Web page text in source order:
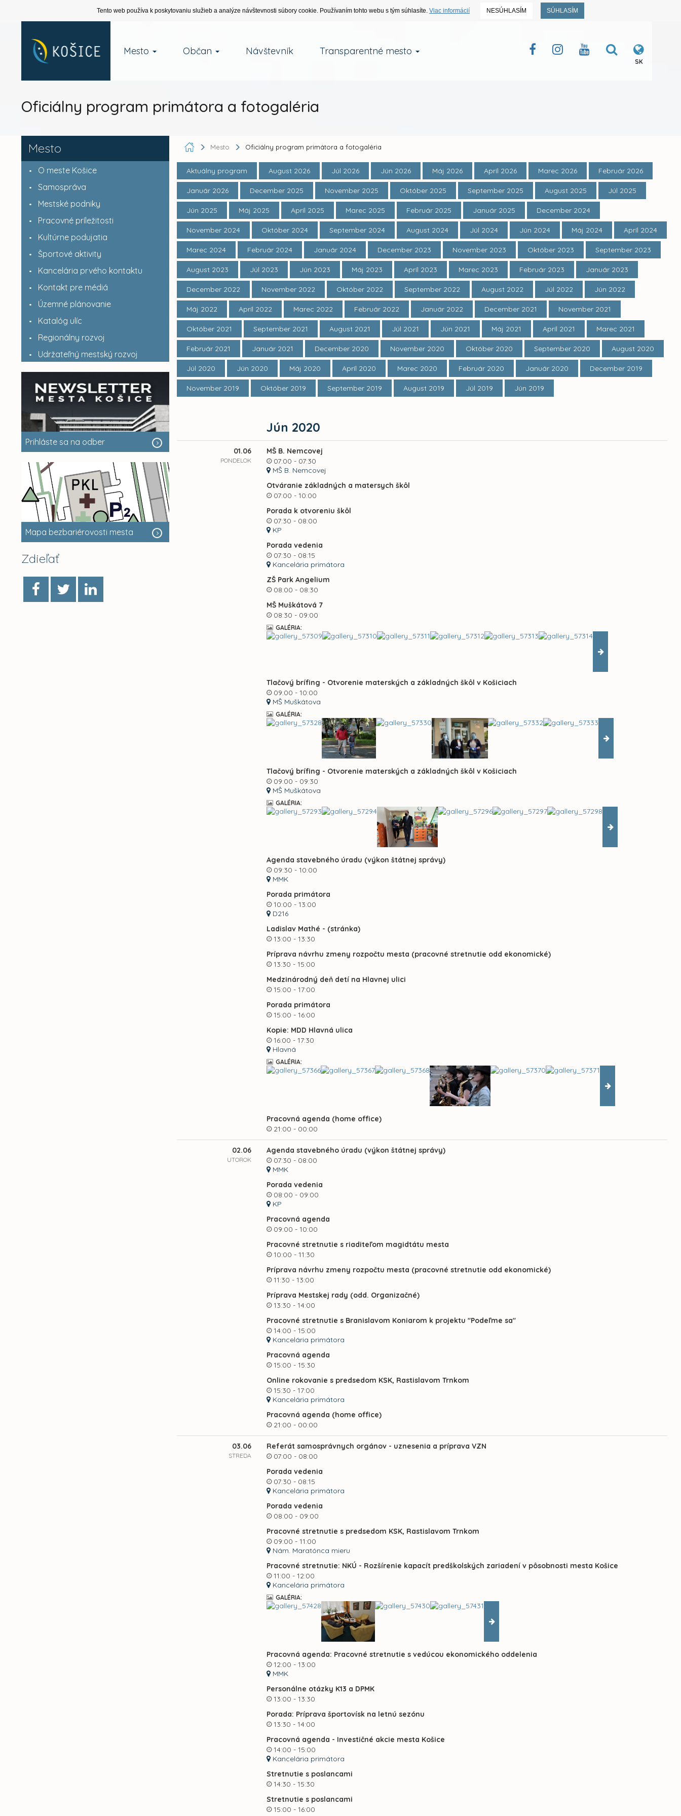
Tento web používa k poskytovaniu služieb a analýze návštevnosti súbory cookie. Používaním tohto webu s tým súhlasíte. Viac informácií NESÚHLASÍM SÚHLASÍM
Mesto Občan Návštevník Transparentné mesto
SK
Oficiálny program primátora a fotogaléria
Mesto
O meste Košice
Samospráva
Mestské podniky
Pracovné príležitosti
Kultúrne podujatia
Športové aktivity
Kancelária prvého kontaktu
Kontakt pre médiá
Územné plánovanie
Katalóg ulíc
Regionálny rozvoj
Udržateľný mestský rozvoj
Prihláste sa na odber
Mapa bezbariérovosti mesta
Zdieľať
Mesto Oficiálny program primátora a fotogaléria
Aktuálny program August 2026 Júl 2026 Jún 2026 Máj 2026 Apríl 2026 Marec 2026 Február 2026
Január 2026 December 2025 November 2025 Október 2025 September 2025 August 2025 Júl 2025
Jún 2025 Máj 2025 Apríl 2025 Marec 2025 Február 2025 Január 2025 December 2024
November 2024 Október 2024 September 2024 August 2024 Júl 2024 Jún 2024 Máj 2024 Apríl 2024
Marec 2024 Február 2024 Január 2024 December 2023 November 2023 Október 2023 September 2023
August 2023 Júl 2023 Jún 2023 Máj 2023 Apríl 2023 Marec 2023 Február 2023 Január 2023
December 2022 November 2022 Október 2022 September 2022 August 2022 Júl 2022 Jún 2022
Máj 2022 Apríl 2022 Marec 2022 Február 2022 Január 2022 December 2021 November 2021
Október 2021 September 2021 August 2021 Júl 2021 Jún 2021 Máj 2021 Apríl 2021 Marec 2021
Február 2021 Január 2021 December 2020 November 2020 Október 2020 September 2020 August 2020
Júl 2020 Jún 2020 Máj 2020 Apríl 2020 Marec 2020 Február 2020 Január 2020 December 2019
November 2019 Október 2019 September 2019 August 2019 Júl 2019 Jún 2019
Jún 2020
01.06
PONDELOK
MŠ B. Nemcovej
07:00 - 07:30
MŠ B. Nemcovej
Otváranie základných a matersych škôl
07:00 - 10:00
Porada k otvoreniu škôl
07:30 - 08:00
KP
Porada vedenia
07:30 - 08:15
Kancelária primátora
ZŠ Park Angelium
08:00 - 08:30
MŠ Muškátová 7
08:30 - 09:00
GALÉRIA:
Tlačový brífing - Otvorenie materských a základných škôl v Košiciach
09:00 - 10:00
MŠ Muškátova
GALÉRIA:
Tlačový brífing - Otvorenie materských a základných škôl v Košiciach
09:00 - 09:30
MŠ Muškátova
GALÉRIA:
Agenda stavebného úradu (výkon štátnej správy)
09:30 - 10:00
MMK
Porada primátora
10:00 - 13:00
D216
Ladislav Mathé - (stránka)
13:00 - 13:30
Príprava návrhu zmeny rozpočtu mesta (pracovné stretnutie odd ekonomické)
13:30 - 15:00
Medzinárodný deň detí na Hlavnej ulici
15:00 - 17:00
Porada primátora
15:00 - 16:00
Kopie: MDD Hlavná ulica
16:00 - 17:30
Hlavná
GALÉRIA:
Pracovná agenda (home office)
21:00 - 00:00
02.06
UTOROK
Agenda stavebného úradu (výkon štátnej správy)
07:30 - 08:00
MMK
Porada vedenia
08:00 - 09:00
KP
Pracovná agenda
09:00 - 10:00
Pracovné stretnutie s riaditeľom magidtátu mesta
10:00 - 11:30
Príprava návrhu zmeny rozpočtu mesta (pracovné stretnutie odd ekonomické)
11:30 - 13:00
Príprava Mestskej rady (odd. Organizačné)
13:30 - 14:00
Pracovné stretnutie s Branislavom Koniarom k projektu "Podeľme sa"
14:00 - 15:00
Kancelária primátora
Pracovná agenda
15:00 - 15:30
Online rokovanie s predsedom KSK, Rastislavom Trnkom
15:30 - 17:00
Kancelária primátora
Pracovná agenda (home office)
21:00 - 00:00
03.06
STREDA
Referát samosprávnych orgánov - uznesenia a príprava VZN
07:00 - 08:00
Porada vedenia
07:30 - 08:15
Kancelária primátora
Porada vedenia
08:00 - 09:00
Pracovné stretnutie s predsedom KSK, Rastislavom Trnkom
09:00 - 11:00
Nám. Maratónca mieru
Pracovné stretnutie: NKÚ - Rozšírenie kapacít predškolských zariadení v pôsobnosti mesta Košice
11:00 - 12:00
Kancelária primátora
GALÉRIA:
Pracovná agenda: Pracovné stretnutie s vedúcou ekonomického oddelenia
12:00 - 13:00
MMK
Personálne otázky K13 a DPMK
13:00 - 13:30
Porada: Príprava športovísk na letnú sezónu
13:30 - 14:00
Pracovná agenda - Investičné akcie mesta Košice
14:00 - 15:00
Kancelária primátora
Stretnutie s poslancami
14:30 - 15:30
Stretnutie s poslancami
15:00 - 16:00